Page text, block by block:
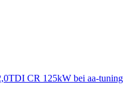
CR 125kW bei aa-